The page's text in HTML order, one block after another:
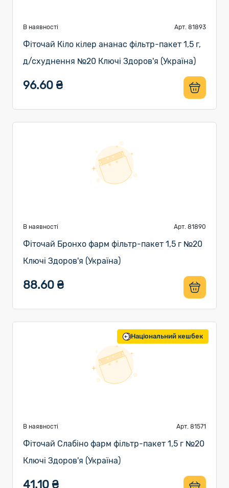
В наявності Арт. 81893
Фіточай Кіло кілер ананас фільтр-пакет 1,5 г,
д/схуднення №20 Ключі Здоров'я (Україна)
96.60 ₴
В наявності Арт. 81890
Фіточай Бронхо фарм фільтр-пакет 1,5 г №20
Ключі Здоров'я (Україна)
88.60 ₴
Національний кешбек
В наявності Арт. 81571
Фіточай Слабіно фарм фільтр-пакет 1,5 г №20
Ключі Здоров'я (Україна)
41.10 ₴